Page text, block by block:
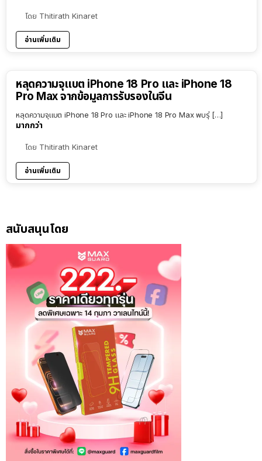
โดย Thitirath Kinaret
อ่านเพิ่มเติม
หลุดความจุแบต iPhone 18 Pro และ iPhone 18
Pro Max จากข้อมูลการรับรองในจีน
หลุดความจุแบต iPhone 18 Pro และ iPhone 18 Pro Max พบรุ่ […]
มากกว่า
โดย Thitirath Kinaret
อ่านเพิ่มเติม
สนับสนุนโดย